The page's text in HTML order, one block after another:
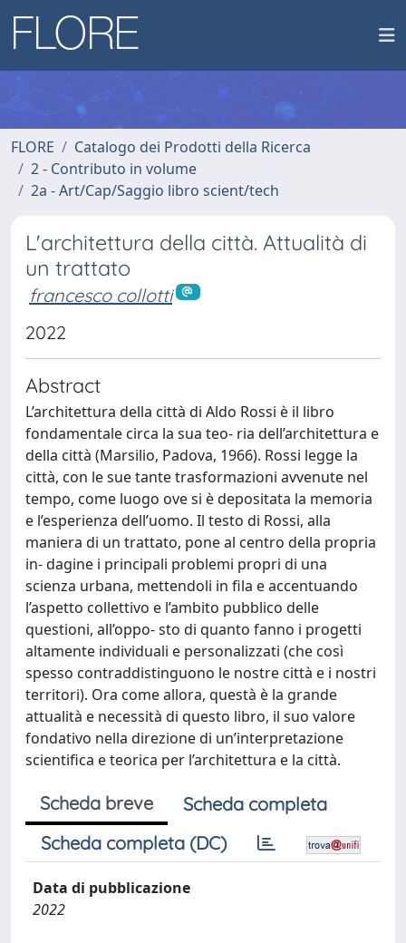
FLORE
Catalogo dei Prodotti della Ricerca
2 - Contributo in volume
2a - Art/Cap/Saggio libro scient/tech
L'architettura della città. Attualità di
un trattato
francesco collotti
2022
Abstract
L’architettura della città di Aldo Rossi è il libro
fondamentale circa la sua teo- ria dell’architettura e
della città (Marsilio, Padova, 1966). Rossi legge la
città, con le sue tante trasformazioni avvenute nel
tempo, come luogo ove si è depositata la memoria
e l’esperienza dell’uomo. Il testo di Rossi, alla
maniera di un trattato, pone al centro della propria
in- dagine i principali problemi propri di una
scienza urbana, mettendoli in fila e accentuando
l’aspetto collettivo e l’ambito pubblico delle
questioni, all’oppo- sto di quanto fanno i progetti
altamente individuali e personalizzati (che così
spesso contraddistinguono le nostre città e i nostri
territori). Ora come allora, questà è la grande
attualità e necessità di questo libro, il suo valore
fondativo nella direzione di un’interpretazione
scientifica e teorica per l’architettura e la città.
Scheda breve
Scheda completa
Scheda completa (DC)
Data di pubblicazione
2022